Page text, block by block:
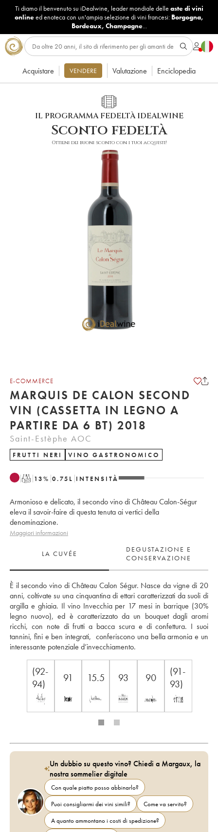
Ti diamo il benvenuto su iDealwine, leader mondiale delle aste di vini
onlineed enoteca con un'ampia selezione di vini francesi: Borgogna,
Bordeaux, Champagne...
Acquistare VENDERE Valutazione Enciclopedia
IL PROGRAMMA FEDELTÀ IDEALWINE
Sconto fedeltà
Ottieni dei buoni sconto con i tuoi acquisti!
E-COMMERCE
MARQUIS DE CALON SECOND
VIN (CASSETTA IN LEGNO A
PARTIRE DA 6 BT) 2018
Saint-Estèphe AOC
FRUTTI NERI VINO GASTRONOMICO
T 13% 0.75 L INTENSITÀ
Armonioso e delicato, il secondo vino di Château Calon-Ségur
eleva il savoir-faire di questa tenuta ai vertici della
denominazione.
Maggiori informazioni
LA CUVÉE
DEGUSTAZIONE E
CONSERVAZIONE
È il secondo vino di Château Calon Ségur. Nasce da vigne di 20
anni, coltivate su una cinquantina di ettari caratterizzati da suoli di
argilla e ghiaia. Il vino Invecchia per 17 mesi in barrique (30%
legno nuovo), ed è caratterizzato da un bouquet dagli aromi
ricchi, con note di frutti a bacca scura e di confettura. I suoi
tannini, fini e ben integrati,  conferiscono una bella armonia e un
interessante potenziale d’invecchiamento.
(92-
94)
91 15.5 93 90
(91-
93)
Un dubbio su questo vino? Chiedi a Margaux, la
nostra sommelier digitale
Con quale piatto posso abbinarlo?
Puoi consigliarmi dei vini simili?
Come va servito?
A quanto ammontano i costi di spedizione?